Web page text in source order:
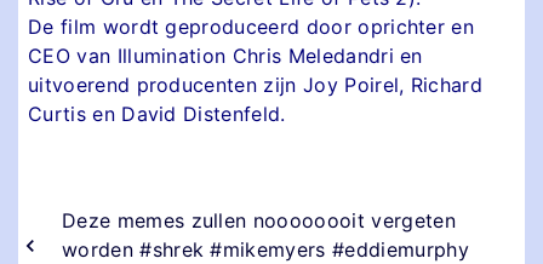
De film wordt geproduceerd door oprichter en
CEO van Illumination Chris Meledandri en
uitvoerend producenten zijn Joy Poirel, Richard
Curtis en David Distenfeld.
Deze memes zullen noooooooit vergeten
worden #shrek #mikemyers #eddiemurphy